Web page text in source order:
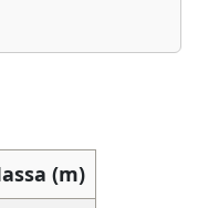
(m)